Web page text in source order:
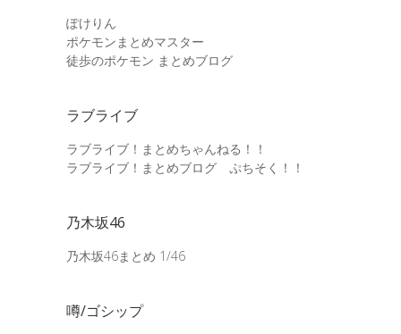
ぽけりん
ポケモンまとめマスター
徒歩のポケモン まとめブログ
ラブライブ
ラブライブ！まとめちゃんねる！！
ラブライブ！まとめブログ ぷちそく！！
乃木坂46
乃木坂46まとめ 1/46
噂/ゴシップ